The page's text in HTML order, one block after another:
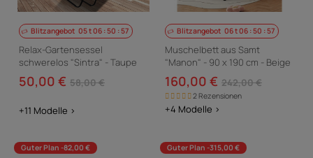
Blitzangebot 05t06 :50 :56
Relax-Gartensessel
schwerelos "Sintra" - Taupe
50,00 € 58,00 €
+11 Modelle >
Blitzangebot 06t06 :50 :56
Muschelbett aus Samt
"Manon" - 90 x 190 cm - Beige
160,00 € 242,00 €
2 Rezensionen
+4 Modelle >
Guter Plan -82,00 € Guter Plan -315,00 €